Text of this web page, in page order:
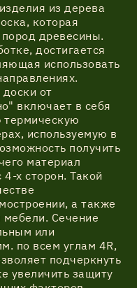
из дерева
которая
пород древесины.
достигается
использовать
от
включает в себя
используемую в
получить
материал
4-х сторон. Такой
а также
мебели. Сечение
или
по всем углам 4R,
подчеркнуть
увеличить защиту